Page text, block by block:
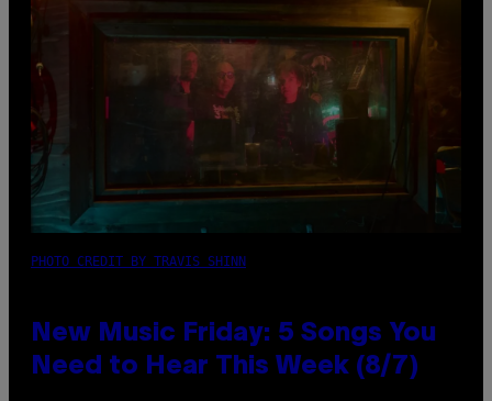
PHOTO CREDIT BY TRAVIS SHINN
New Music Friday: 5 Songs You
Need to Hear This Week (8/7)